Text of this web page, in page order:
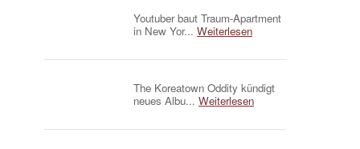
Youtuber baut Traum-Apartment
in New Yor... Weiterlesen
The Koreatown Oddity kündigt
neues Albu... Weiterlesen